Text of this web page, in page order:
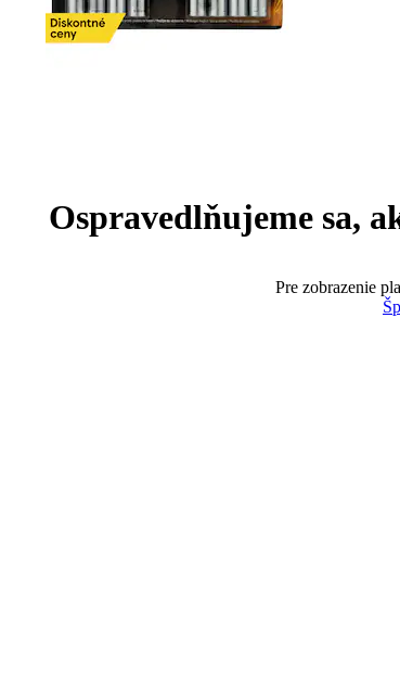
Ospravedlňujeme sa,
Pre zobrazenie